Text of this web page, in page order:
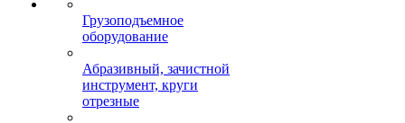
Грузоподъемное
оборудование
Абразивный, зачистной
инструмент, круги
отрезные